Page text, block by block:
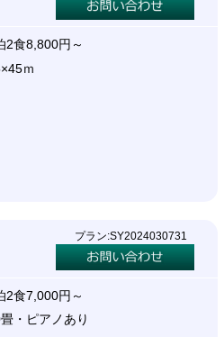
2食8,800円～
ｍ
プラン:SY2024030731
2食7,000円～
・ピアノあり